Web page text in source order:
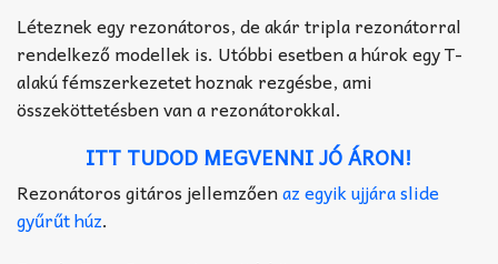
Léteznek egy rezonátoros, de akár tripla rezonátorral
rendelkező modellek is. Utóbbi esetben a húrok egy T-
alakú fémszerkezetet hoznak rezgésbe, ami
összeköttetésben van a rezonátorokkal.
ITT TUDOD MEGVENNI JÓ ÁRON!
Rezonátoros gitáros jellemzőenaz egyik ujjára slide
gyűrűt húz.